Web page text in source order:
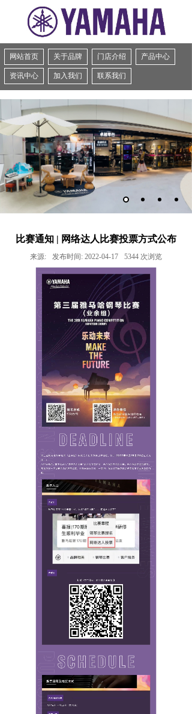
网站首页 关于品牌 门店介绍 产品中心
资讯中心 加入我们 联系我们
比赛通知 | 网络达人比赛投票方式公布
来源: 发布时间: 2022-04-17 5344 次浏览